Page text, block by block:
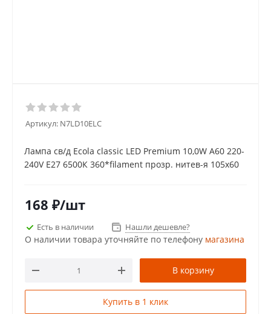
Артикул: N7LD10ELC
Лампа св/д Ecola classic LED Premium 10,0W A60 220-
240V Е27 6500К 360*filament прозр. нитев-я 105x60
168 ₽/шт
Есть в наличии Нашли дешевле?
О наличии товара уточняйте по телефону магазина
В корзину
Купить в 1 клик